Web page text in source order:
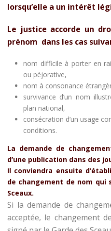
lorsqu’elle a un intérêt
Le justice accorde un
prénom dans les cas
nom difficile à porter en
ou péjorative,
nom à consonance
survivance d’un nom
plan national,
consécration d’un usage
conditions.
La demande de
d’une publication dans des
Il conviendra ensuite
de changement de nom qui
Sceaux.
Si la demande de
acceptée, le changement